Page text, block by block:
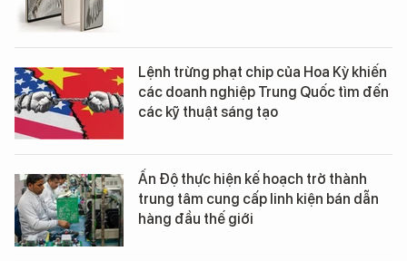
Lệnh trừng phạt chip của Hoa Kỳ khiến
các doanh nghiệp Trung Quốc tìm đến
các kỹ thuật sáng tạo
Ấn Độ thực hiện kế hoạch trở thành
trung tâm cung cấp linh kiện bán dẫn
hàng đầu thế giới